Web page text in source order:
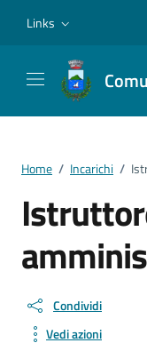
Links
Home / Incarichi /
Condividi
Vedi azioni